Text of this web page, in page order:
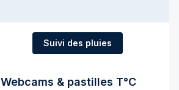
Suivi des pluies
Webcams & pastilles T°C